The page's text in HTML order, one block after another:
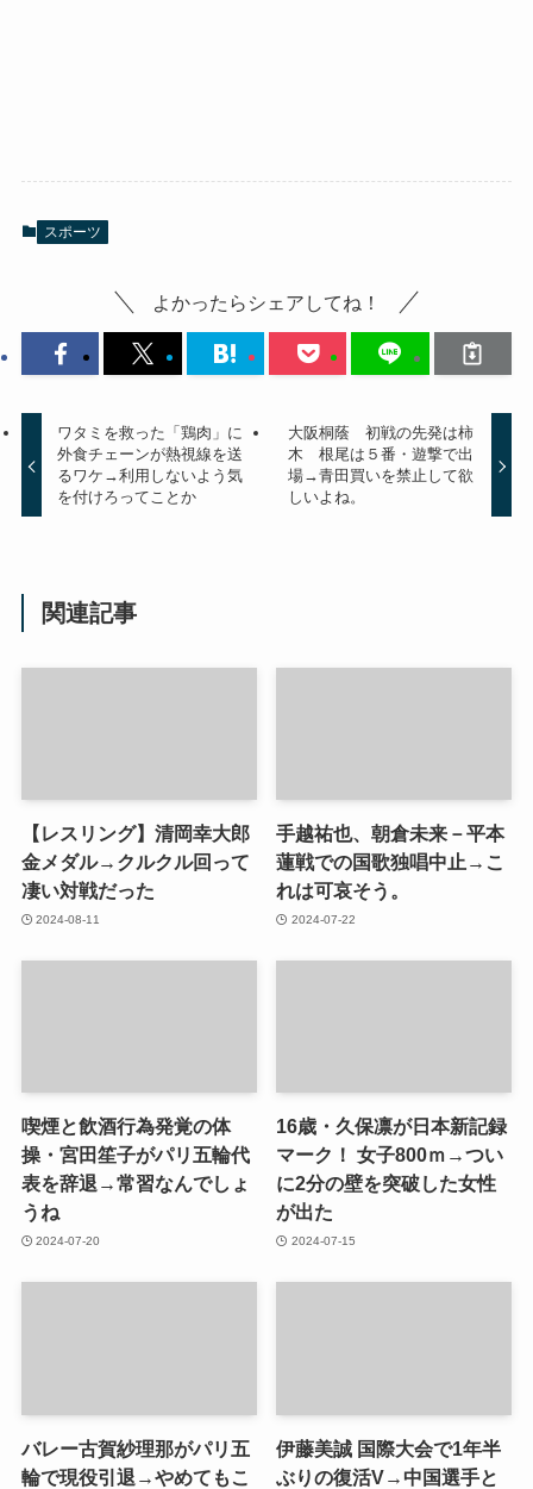
スポーツ
よかったらシェアしてね！
ワタミを救った「鶏肉」に
外食チェーンが熱視線を送
るワケ→利用しないよう気
を付けろってことか
大阪桐蔭 初戦の先発は柿
木 根尾は５番・遊撃で出
場→青田買いを禁止して欲
しいよね。
関連記事
【レスリング】清岡幸大郎
金メダル→クルクル回って
凄い対戦だった
2024-08-11
手越祐也、朝倉未来－平本
蓮戦での国歌独唱中止→こ
れは可哀そう。
2024-07-22
喫煙と飲酒行為発覚の体
操・宮田笙子がパリ五輪代
表を辞退→常習なんでしょ
うね
2024-07-20
16歳・久保凛が日本新記録
マーク！ 女子800ｍ→つい
に2分の壁を突破した女性
が出た
2024-07-15
バレー古賀紗理那がパリ五
輪で現役引退→やめてもこ
伊藤美誠 国際大会で1年半
ぶりの復活V→中国選手と